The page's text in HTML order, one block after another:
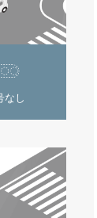
なし